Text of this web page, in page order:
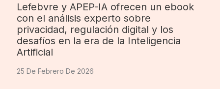
Lefebvre y APEP-IA ofrecen un ebook
con el análisis experto sobre
privacidad, regulación digital y los
desafíos en la era de la Inteligencia
Artificial
25 De Febrero De 2026